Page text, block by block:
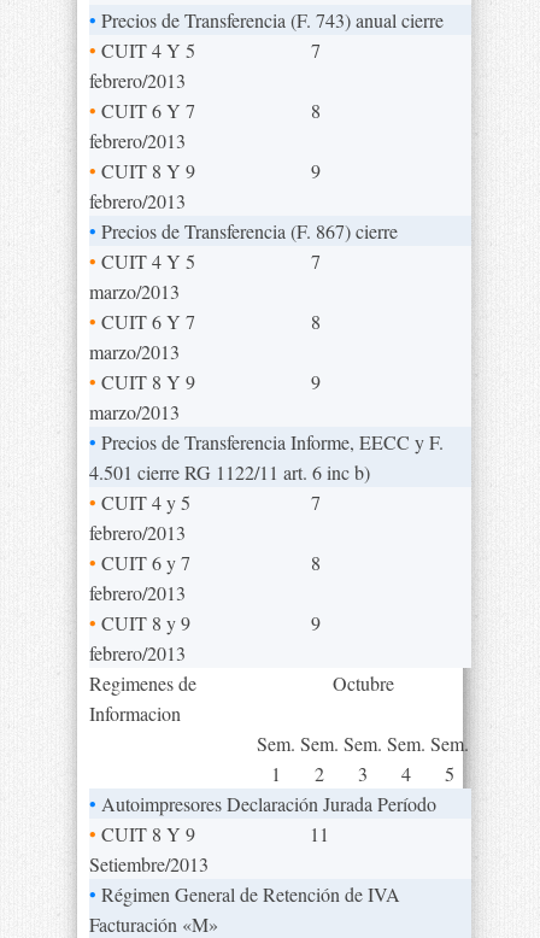
• Precios de Transferencia (F. 743) anual cierre
• CUIT 4 Y 5
febrero/2013
7
• CUIT 6 Y 7
febrero/2013
8
• CUIT 8 Y 9
febrero/2013
9
• Precios de Transferencia (F. 867) cierre
• CUIT 4 Y 5
marzo/2013
7
• CUIT 6 Y 7
marzo/2013
8
• CUIT 8 Y 9
marzo/2013
9
• Precios de Transferencia Informe, EECC y F.
4.501 cierre RG 1122/11 art. 6 inc b)
• CUIT 4 y 5
febrero/2013
7
• CUIT 6 y 7
febrero/2013
8
• CUIT 8 y 9
febrero/2013
9
Regimenes de
Informacion
Octubre
Sem.
1
Sem.
2
Sem.
3
Sem.
4
Sem.
5
• Autoimpresores Declaración Jurada Período
• CUIT 8 Y 9
Setiembre/2013
11
• Régimen General de Retención de IVA
Facturación «M»